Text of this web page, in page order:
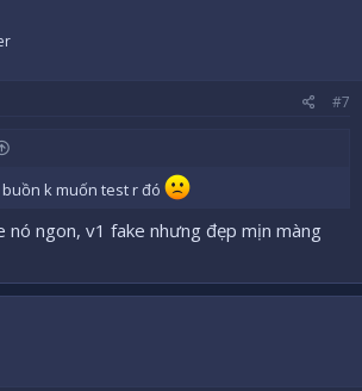
#7
k muốn test r đó
nó ngon, v1 fake nhưng đẹp mịn màng